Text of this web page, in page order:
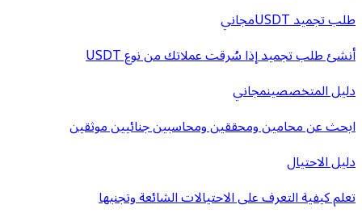
طلب تجميد USDT
مجاني
أنشئ طلب تجميد إذا سُرقت عملاتك من نوع USDT
دليل المتخصصينمجاني
ابحث عن محامين ومحققين ومحاسبين جنائيين موثقين
دليل الاحتيال
تعلم كيفية التعرف على الاحتيالات الشائعة وتجنبها